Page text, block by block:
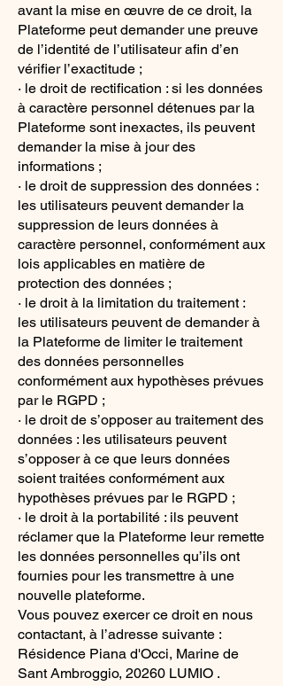
avant la mise en œuvre de ce droit, la
Plateforme peut demander une preuve
de l’identité de l’utilisateur afin d’en
vérifier l’exactitude ;
· le droit de rectification : si les données
à caractère personnel détenues par la
Plateforme sont inexactes, ils peuvent
demander la mise à jour des
informations ;
· le droit de suppression des données :
les utilisateurs peuvent demander la
suppression de leurs données à
caractère personnel, conformément aux
lois applicables en matière de
protection des données ;
· le droit à la limitation du traitement :
les utilisateurs peuvent de demander à
la Plateforme de limiter le traitement
des données personnelles
conformément aux hypothèses prévues
par le RGPD ;
· le droit de s’opposer au traitement des
données : les utilisateurs peuvent
s’opposer à ce que leurs données
soient traitées conformément aux
hypothèses prévues par le RGPD ;
· le droit à la portabilité : ils peuvent
réclamer que la Plateforme leur remette
les données personnelles qu’ils ont
fournies pour les transmettre à une
nouvelle plateforme.
Vous pouvez exercer ce droit en nous
contactant, à l’adresse suivante :
Résidence Piana d'Occi, Marine de
Sant Ambroggio, 20260 LUMIO .